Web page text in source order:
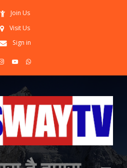
Join Us
Visit Us
Sign in